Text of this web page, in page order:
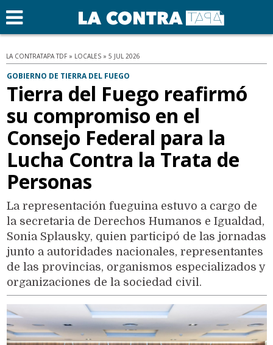
LA CONTRATAPA TDF » LOCALES » 5 JUL 2026
GOBIERNO DE TIERRA DEL FUEGO
Tierra del Fuego reafirmó
su compromiso en el
Consejo Federal para la
Lucha Contra la Trata de
Personas
La representación fueguina estuvo a cargo de
la secretaria de Derechos Humanos e Igualdad,
Sonia Splausky, quien participó de las jornadas
junto a autoridades nacionales, representantes
de las provincias, organismos especializados y
organizaciones de la sociedad civil.